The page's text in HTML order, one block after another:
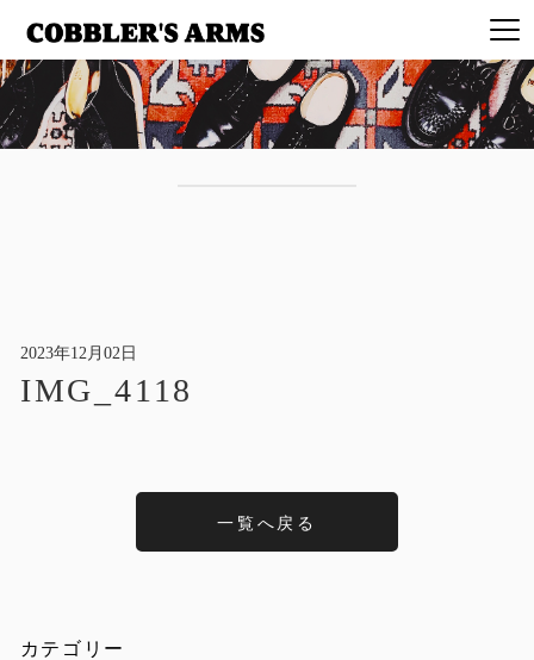
2023年12月02日
IMG_4118
一覧へ戻る
カテゴリー